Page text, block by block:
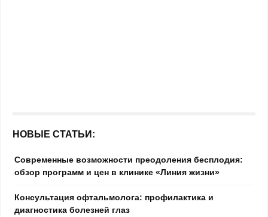
НОВЫЕ СТАТЬИ:
Современные возможности преодоления бесплодия:
обзор программ и цен в клинике «Линия жизни»
Консультация офтальмолога: профилактика и
диагностика болезней глаз